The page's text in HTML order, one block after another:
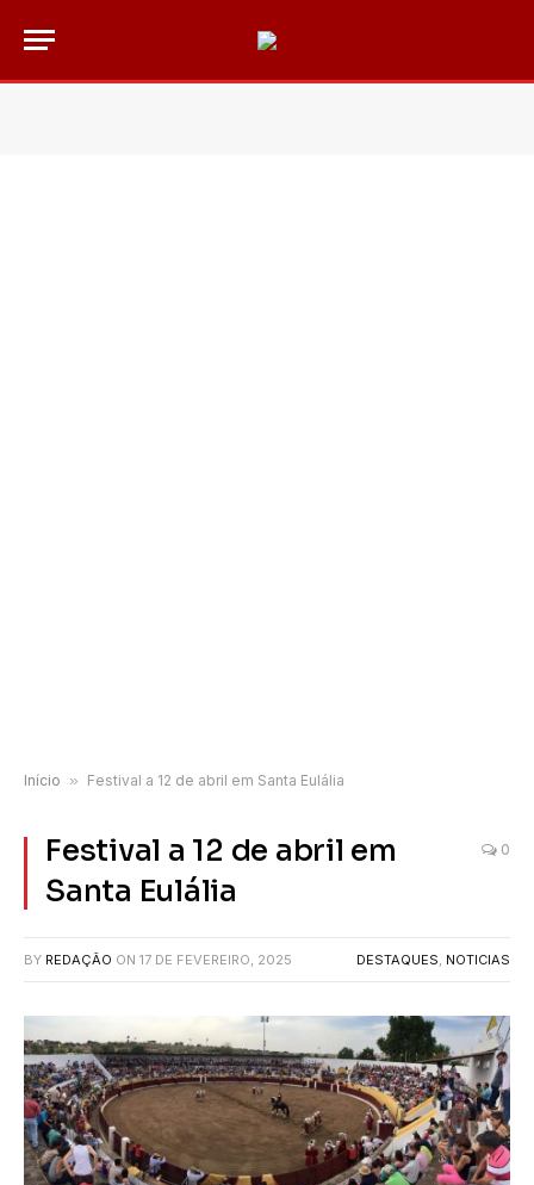
Início » Festival a 12 de abril em Santa Eulália
Festival a 12 de abril em
Santa Eulália
0
BY REDAÇÃO ON 17 DE FEVEREIRO, 2025 DESTAQUES, NOTICIAS